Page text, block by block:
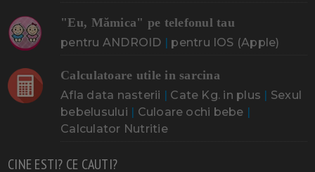
"Eu, Mămica" pe telefonul tau
pentru ANDROID | pentru IOS (Apple)
Calculatoare utile in sarcina
Afla data nasterii | Cate Kg. in plus | Sexul
bebelusului | Culoare ochi bebe |
Calculator Nutritie
CINE ESTI? CE CAUTI?